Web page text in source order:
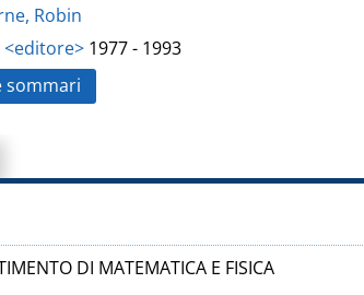
Robin
1977 - 1993
sommari
DI MATEMATICA E FISICA